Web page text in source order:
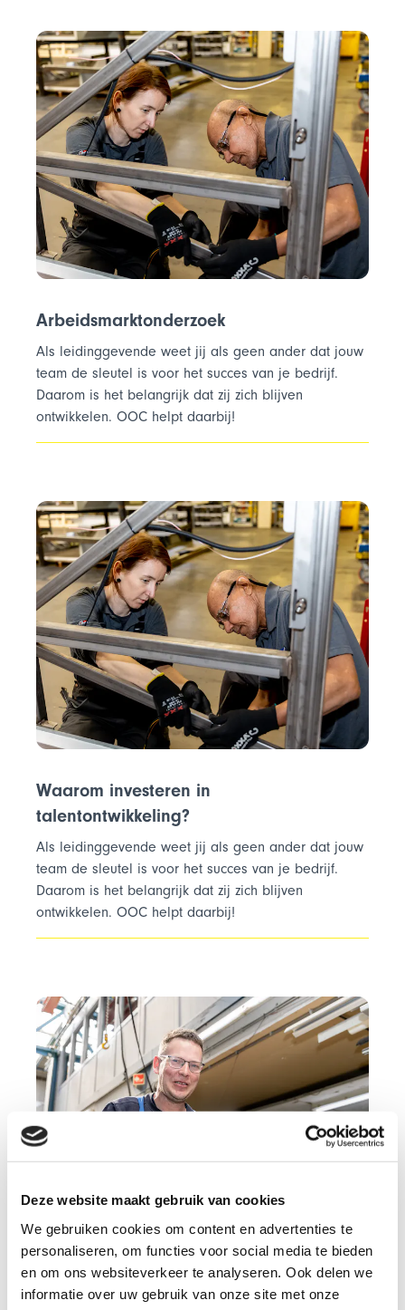
Deze website maakt gebruik van cookies
We gebruiken cookies om content en advertenties te
personaliseren, om functies voor social media te bieden
en om ons websiteverkeer te analyseren. Ook delen we
informatie over uw gebruik van onze site met onze
Arbeidsmarktonderzoek
Als leidinggevende weet jij als geen ander dat jouw
team de sleutel is voor het succes van je bedrijf.
Daarom is het belangrijk dat zij zich blijven
ontwikkelen. OOC helpt daarbij!
Waarom investeren in
talentontwikkeling?
Als leidinggevende weet jij als geen ander dat jouw
team de sleutel is voor het succes van je bedrijf.
Daarom is het belangrijk dat zij zich blijven
ontwikkelen. OOC helpt daarbij!
Zij-instroom